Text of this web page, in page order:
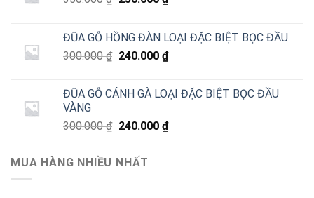
350.000 ₫.là:
250.000 ₫.
ĐŨA GỖ HỒNG ĐÀN LOẠI ĐẶC BIỆT BỌC ĐẦU
300.000₫ Giá
là:
300.000 ₫.
240.000 ₫Giá
là:
ĐŨA GỖ CÁNH GÀ LOẠI ĐẶC BIỆT BỌC ĐẦU
VÀNG
300.000₫ Giá
300.000 ₫.
240.000 ₫Giá
MUA HÀNG NHIỀU NHẤT